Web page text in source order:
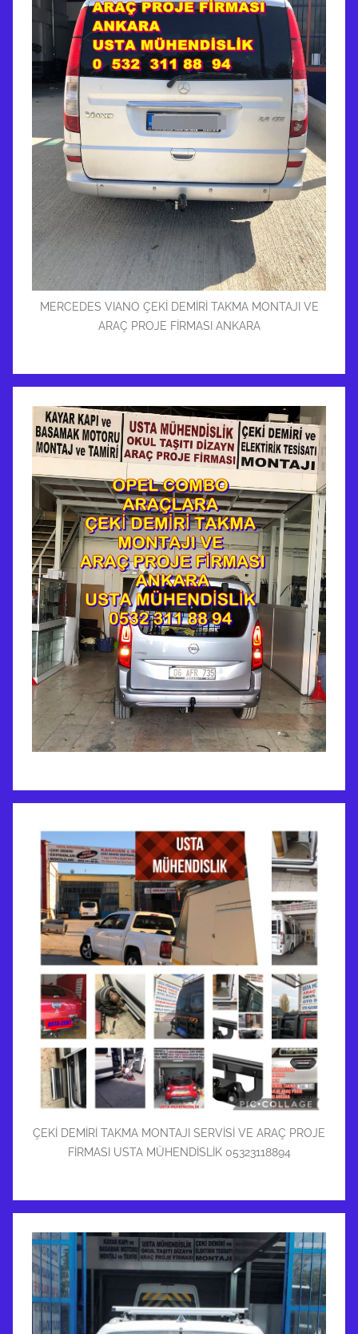
MERCEDES VIANO ÇEKİ DEMİRİ TAKMA MONTAJI VE
ARAÇ PROJE FİRMASI ANKARA
ÇEKİ DEMİRİ TAKMA MONTAJI SERVİSİ VE ARAÇ PROJE
FİRMASI USTA MÜHENDİSLİK 05323118894